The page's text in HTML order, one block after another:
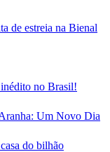
de estreia na Bienal
no Brasil!
Um Novo Dia
do bilhão